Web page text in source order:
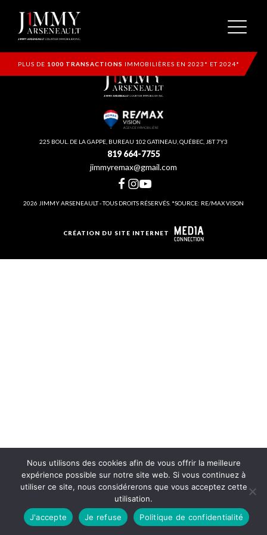
PLUS DE 1000 TRANSACTIONS IMMOBILIÈRES EN 2023* ET 2024*
225 BOUL. DE LA GAPPE, BUREAU 102 GATINEAU, QUÉBEC, J8T 7Y3
819 664-7755
jimmyremax@gmail.com
2026 JIMMY ARSENEAULT - TOUS DROITS RÉSERVÉS. *SOURCE: RE/MAX VISON
CRÉATION DU SITE INTERNET
Nous utilisons des cookies afin de vous offrir la meilleure
expérience possible sur notre site web. Si vous continuez à
utiliser ce site, nous considérerons que vous acceptez cette
utilisation.
J'accepte
Je refuse Politique de confidentialité